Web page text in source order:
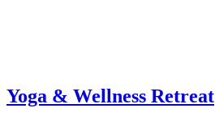
Yoga & Wellness Retreat